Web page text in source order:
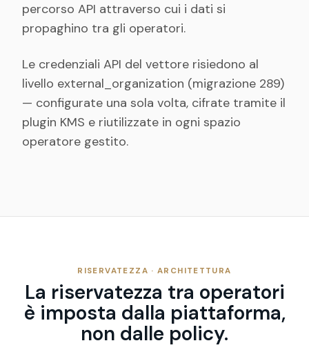
percorso API attraverso cui i dati si
propaghino tra gli operatori.
Le credenziali API del vettore risiedono al
livello external_organization (migrazione 289)
— configurate una sola volta, cifrate tramite il
plugin KMS e riutilizzate in ogni spazio
operatore gestito.
RISERVATEZZA · ARCHITETTURA
La riservatezza tra operatori
è imposta dalla piattaforma,
non dalle policy.